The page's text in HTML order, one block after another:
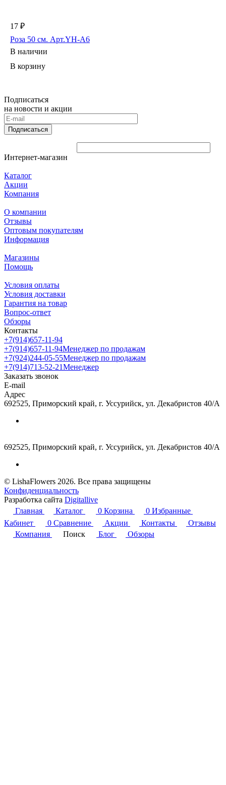
17 ₽
Роза 50 см. Арт.YH-A6
В наличии
В корзину
Подписаться
на новости и акции
Подписаться
Интернет-магазин
Каталог
Акции
Компания
О компании
Отзывы
Оптовым покупателям
Информация
Магазины
Помощь
Условия оплаты
Условия доставки
Гарантия на товар
Вопрос-ответ
Обзоры
Контакты
+7(914)657-11-94
+7(914)657-11-94Менеджер по продажам
+7(924)244-05-55Менеджер по продажам
+7(914)713-52-21Менеджер
Заказать звонок
E-mail
Адрес
692525, Приморский край, г. Уссурийск, ул. Декабристов 40/А
692525, Приморский край, г. Уссурийск, ул. Декабристов 40/А
© LishaFlowers 2026. Все права защищены
Конфиденциальность
Разработка сайта Digitallive
Главная
Каталог 0 Корзина 0 Избранные
Кабинет
0 Сравнение Акции Контакты
Отзывы
Компания
Поиск Блог Обзоры